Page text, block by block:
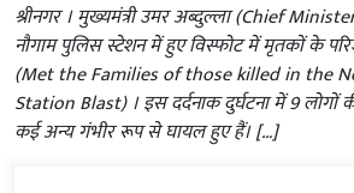
श्रीनगर । मुख्यमंत्री उमर अब्दुल्ला (Chief
नौगाम पुलिस स्टेशन में हुए विस्फोट में मृतकों के
(Met the Families of those killed in the
Station Blast) । इस दर्दनाक दुर्घटना में 9
कई अन्य गंभीर रूप से घायल हुए हैं। […]